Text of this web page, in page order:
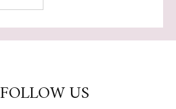
FOLLOW US